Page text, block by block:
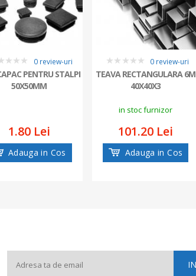
0 review-uri
PENTRU STALPI
50X50MM
1.80 Lei
Adauga in Cos
0
0 review-uri
TEAVA RECTANGULARA 6M
40X40X3
in stoc furnizor
101.20 Lei
Adauga in Cos